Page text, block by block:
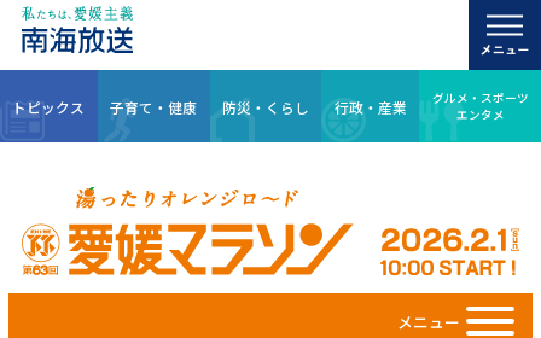
トピックス 子育て・健康 防災・くらし 行政・産業
グルメ・スポーツ
エンタメ
メニュー